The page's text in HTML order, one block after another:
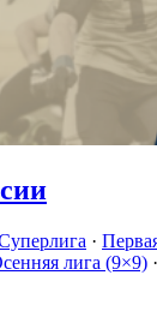
·
лига (9×9) ·